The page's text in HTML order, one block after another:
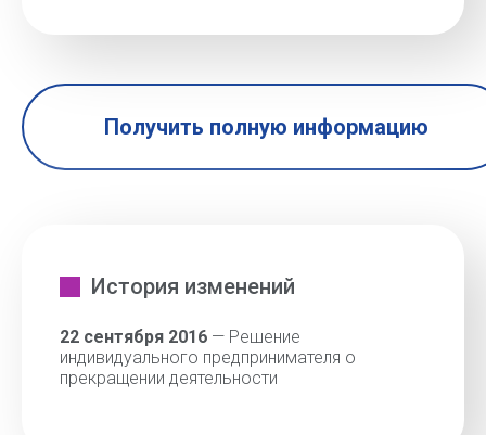
Получить полную информацию
История изменений
22 сентября 2016 — Решение
индивидуального предпринимателя о
прекращении деятельности